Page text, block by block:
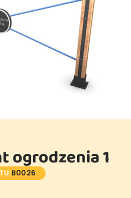
ogrodzenia 1
B0026